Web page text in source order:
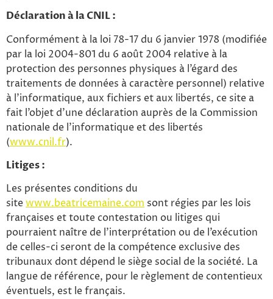
Déclaration à la CNIL :
Conformément à la loi 78-17 du 6 janvier 1978 (modifiée
par la loi 2004-801 du 6 août 2004 relative à la
protection des personnes physiques à l’égard des
traitements de données à caractère personnel) relative
à l’informatique, aux fichiers et aux libertés, ce site a
fait l’objet d’une déclaration auprès de la Commission
nationale de l’informatique et des libertés
(www.cnil.fr).
Litiges :
Les présentes conditions du
sitewww.beatricemaine.com sont régies par les lois
françaises et toute contestation ou litiges qui
pourraient naître de l’interprétation ou de l’exécution
de celles-ci seront de la compétence exclusive des
tribunaux dont dépend le siège social de la société. La
langue de référence, pour le règlement de contentieux
éventuels, est le français.